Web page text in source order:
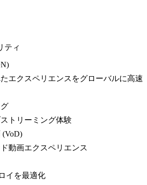
ティ
エクスペリエンスをグローバルに高速
トリーミング体験
(VoD)
動画エクスペリエンス
イを最適化